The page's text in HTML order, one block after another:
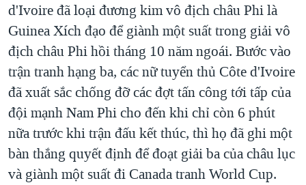
d'Ivoire đã loại đương kim vô địch châu Phi là
Guinea Xích đạo để giành một suất trong giải vô
địch châu Phi hồi tháng 10 năm ngoái. Bước vào
trận tranh hạng ba, các nữ tuyển thủ Côte d'Ivoire
đã xuất sắc chống đỡ các đợt tấn công tới tấp của
đội mạnh Nam Phi cho đến khi chỉ còn 6 phút
nữa trước khi trận đấu kết thúc, thì họ đã ghi một
bàn thắng quyết định để đoạt giải ba của châu lục
và giành một suất đi Canada tranh World Cup.